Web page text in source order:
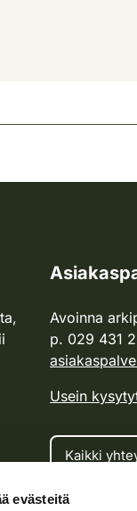
evästeitä
Avoinna
p. 029 431
Usein
Kaikki